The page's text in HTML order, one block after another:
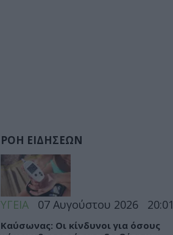
ΡΟΗ ΕΙΔΗΣΕΩΝ
ΥΓΕΙΑ 07 Αυγούστου 2026 20:01
Καύσωνας: Οι κίνδυνοι για όσους